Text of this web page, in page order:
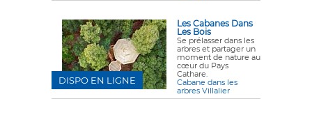
Les Cabanes Dans
Les Bois
Se prélasser dans les
arbres et partager un
moment de nature au
cœur du Pays
Cathare.
Cabane dans les
arbres Villalier
DISPO EN LIGNE